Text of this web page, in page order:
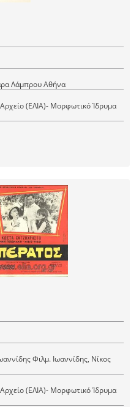
Χατζηχρήστος, Κώστας, Κωνσταντάρα Λάμπρου Αθήνα
Αρχείο (ΕΛΙΑ)- Μορφωτικό Ίδρυμα
Φιλμ. Ιωαννίδης, Νίκος
Αρχείο (ΕΛΙΑ)- Μορφωτικό Ίδρυμα